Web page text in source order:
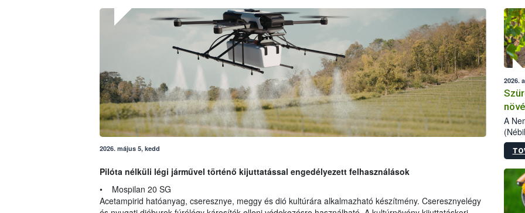
2026. május 5, kedd
Pilóta nélküli légi járművel történő kijuttatással engedélyezett felhasználások
• Mospilan 20 SG
Acetampirid hatóanyag, cseresznye, meggy és dió kultúrára alkalmazható készítmény. Cseresznyelégy
2026.
A
Az